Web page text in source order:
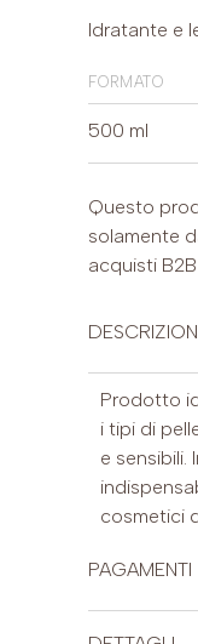
Idratante e
formato
500 ml
Questo
solamente
acquisti B2B
Prodotto
i tipi di
e sensibili.
cosmetici
PAGAMENTI
CARTE DI